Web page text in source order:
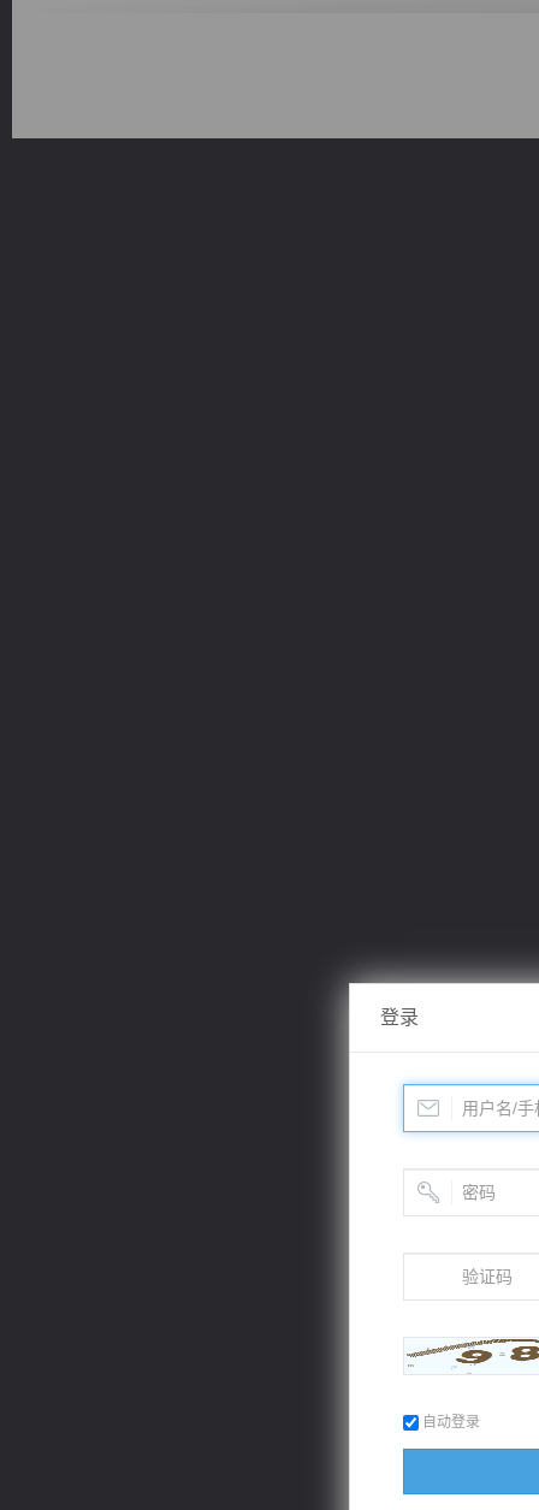
登录
自动登录